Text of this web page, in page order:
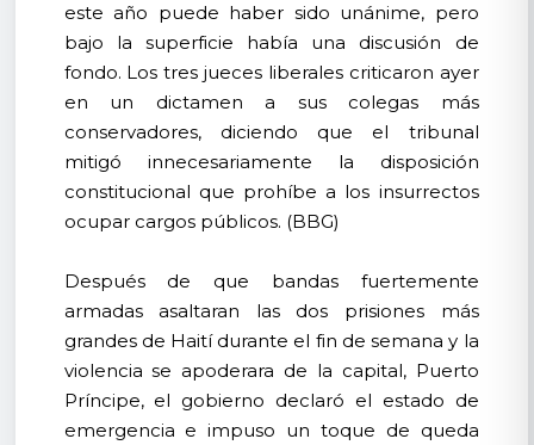
este año puede haber sido unánime, pero
bajo la superficie había una discusión de
fondo. Los tres jueces liberales criticaron ayer
en un dictamen a sus colegas más
conservadores, diciendo que el tribunal
mitigó innecesariamente la disposición
constitucional que prohíbe a los insurrectos
ocupar cargos públicos. (BBG)
Después de que bandas fuertemente
armadas asaltaran las dos prisiones más
grandes de Haití durante el fin de semana y la
violencia se apoderara de la capital, Puerto
Príncipe, el gobierno declaró el estado de
emergencia e impuso un toque de queda